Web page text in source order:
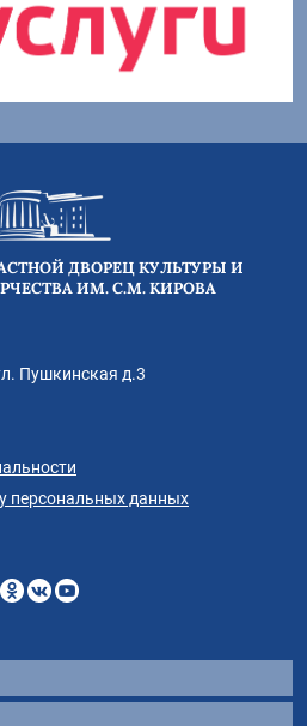
ДВОРЕЦ КУЛЬТУРЫ И
ИМ. С.М. КИРОВА
Пушкинская д.3
персональных данных